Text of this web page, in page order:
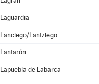
Laguardia
Lanciego/Lantziego
Lantarón
Lapuebla de Labarca